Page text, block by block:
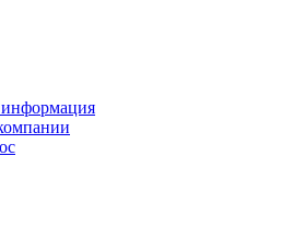
информация